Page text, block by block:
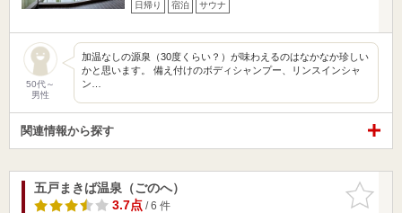
日帰り 宿泊 サウナ
50代～
男性
加温なしの源泉（30度くらい？）が味わえるのはなかなか珍しい
かと思います。 備え付けのボディシャンプー、リンスインシャ
ン…
関連情報から探す
お気に入
りに追加
五戸まきば温泉（ごのへ）
3.7点/ 6 件